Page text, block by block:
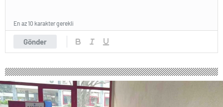
Gönder
En az 10 karakter gerekli